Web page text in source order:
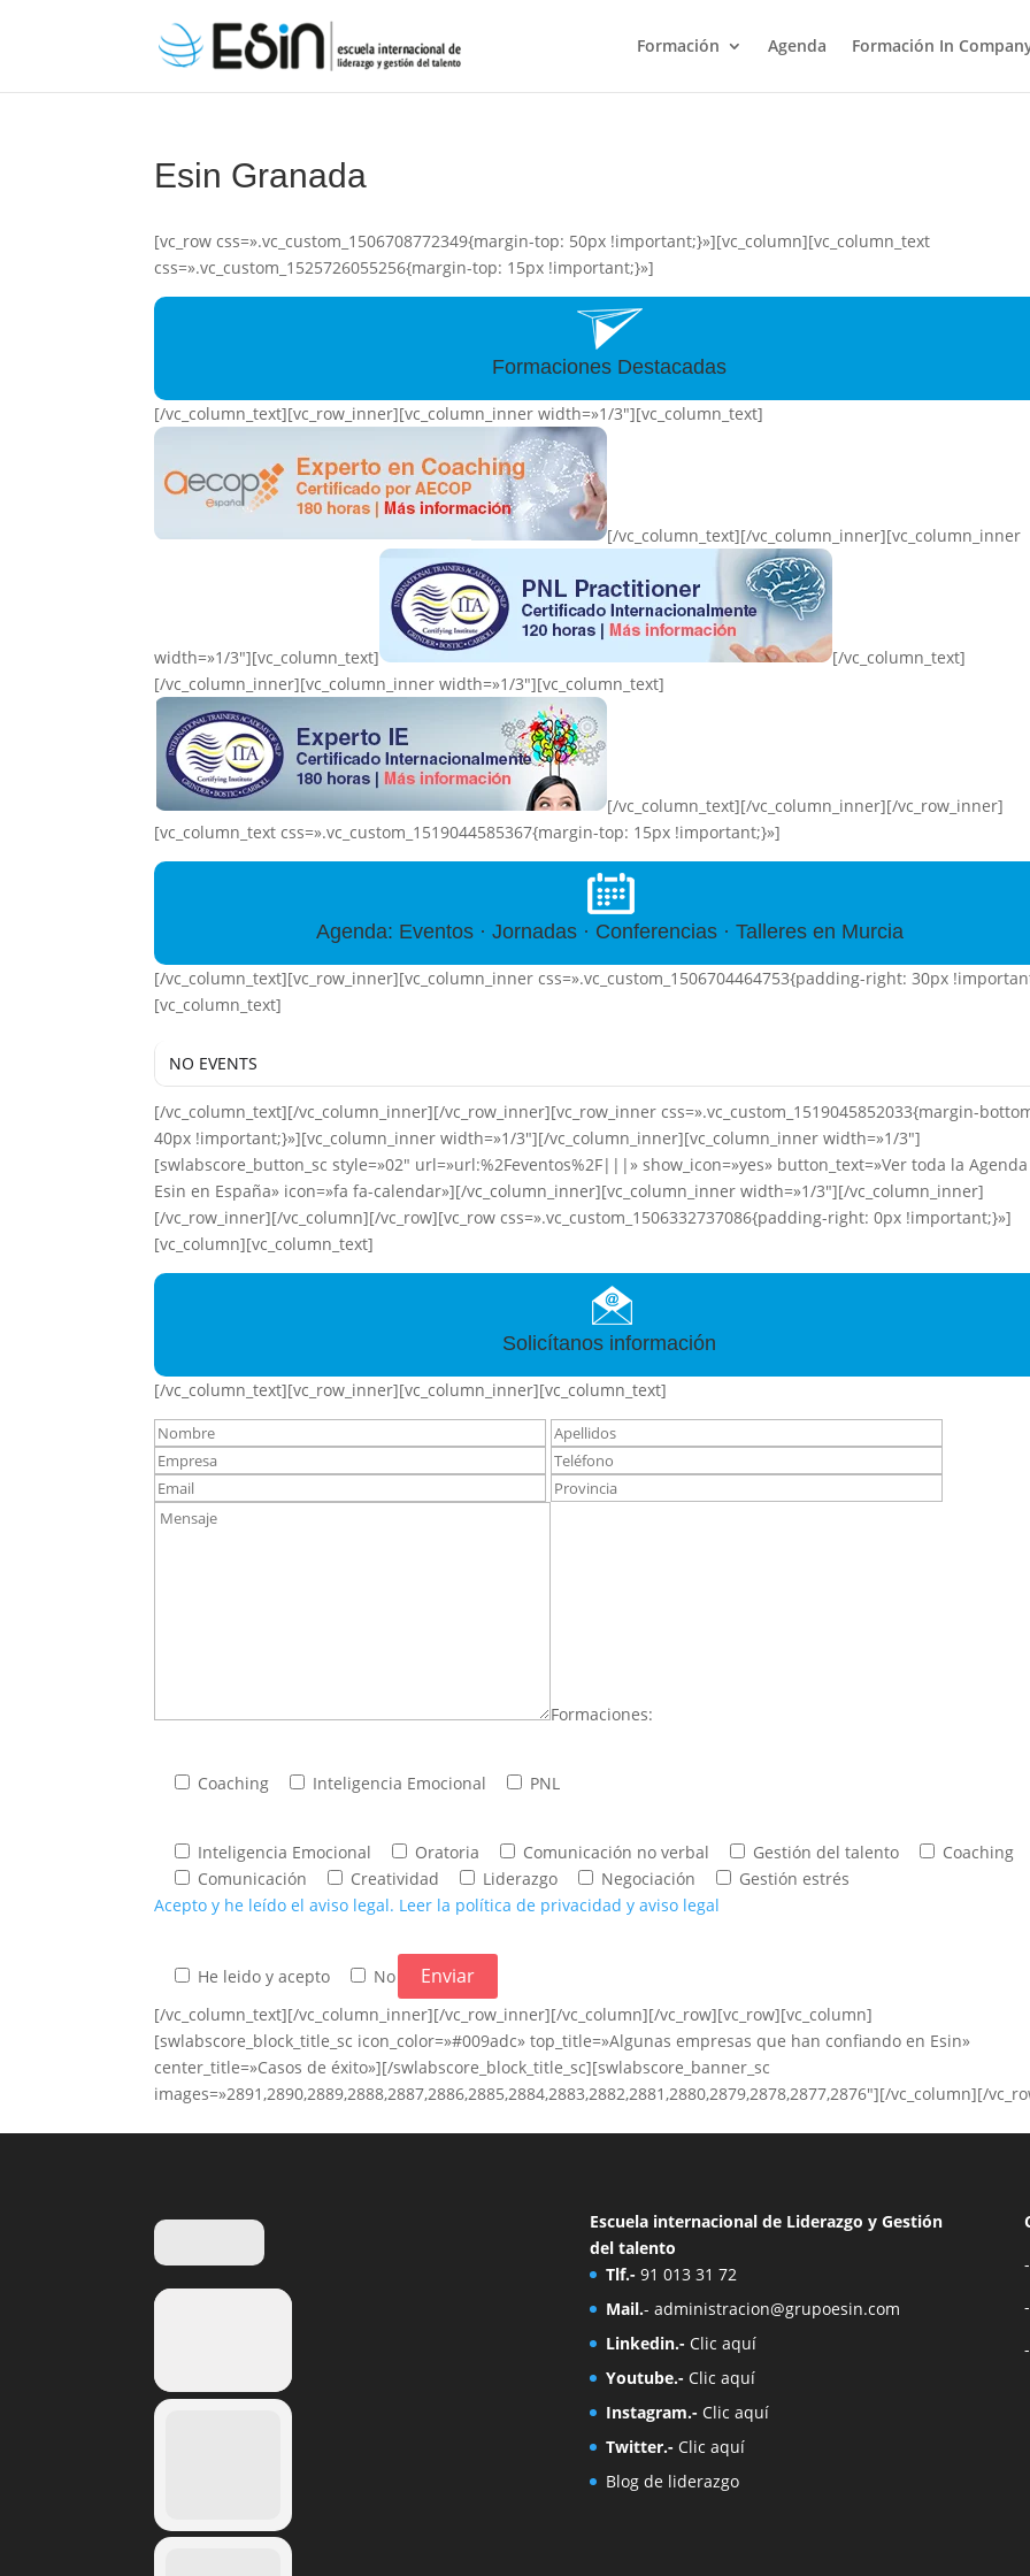
Formación Agenda Formación In
Esin Granada
[vc_row css=».vc_custom_1506708772349{margin-top: 50px !important;}»][vc_column][vc_column_text
css=».vc_custom_1525726055256{margin-top: 15px !important;}»]
Formaciones Destacadas
[/vc_column_text][vc_row_inner][vc_column_inner width=»1/3″][vc_column_text]
[/vc_column_text][/vc_column_inner][vc_column_inner
width=»1/3″][vc_column_text]
[/vc_column_text]
[/vc_column_inner][vc_column_inner width=»1/3″][vc_column_text]
[/vc_column_text][/vc_column_inner][/vc_row_inner]
[vc_column_text css=».vc_custom_1519044585367{margin-top: 15px !important;}»]
Agenda: Eventos · Jornadas · Conferencias · Talleres en Murcia
[/vc_column_text][vc_row_inner][vc_column_inner css=».vc_custom_1506704464753{padding-right: 30px
[vc_column_text]
NO EVENTS
[/vc_column_text][/vc_column_inner][/vc_row_inner][vc_row_inner css=».vc_custom_1519045852033{margin-
40px !important;}»][vc_column_inner width=»1/3″][/vc_column_inner][vc_column_inner width=»1/3″]
[swlabscore_button_sc style=»02″ url=»url:%2Feventos%2F|||» show_icon=»yes» button_text=»Ver toda la
Esin en España» icon=»fa fa-calendar»][/vc_column_inner][vc_column_inner width=»1/3″][/vc_column_inner]
[/vc_row_inner][/vc_column][/vc_row][vc_row css=».vc_custom_1506332737086{padding-right: 0px !important;}»]
[vc_column][vc_column_text]
Solicítanos información
[/vc_column_text][vc_row_inner][vc_column_inner][vc_column_text]
Formaciones:
Coaching Inteligencia Emocional PNL
Inteligencia Emocional Oratoria Comunicación no verbal Gestión del talento
Coaching
Comunicación
Creatividad Liderazgo Negociación
Gestión estrés
Acepto y he leído el aviso legal. Leer la política de privacidad y aviso legal
He leido y acepto
No
[/vc_column_text][/vc_column_inner][/vc_row_inner][/vc_column][/vc_row][vc_row][vc_column]
[swlabscore_block_title_sc icon_color=»#009adc» top_title=»Algunas empresas que han confiando en Esin»
center_title=»Casos de éxito»][/swlabscore_block_title_sc][swlabscore_banner_sc
images=»2891,2890,2889,2888,2887,2886,2885,2884,2883,2882,2881,2880,2879,2878,2877,2876″][/vc_column][/
Escuela internacional de Liderazgo y Gestión
del talento
Tlf.- 91 013 31 72
Mail.- administracion@grupoesin.com
Linkedin.- Clic aquí
Youtube.- Clic aquí
Instagram.- Clic aquí
Twitter.- Clic aquí
Blog de liderazgo